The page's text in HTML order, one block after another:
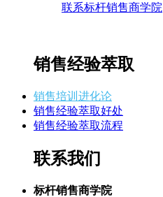
联系标杆销售商学院
销售经验萃取
销售培训进化论
销售经验萃取好处
销售经验萃取流程
联系我们
标杆销售商学院